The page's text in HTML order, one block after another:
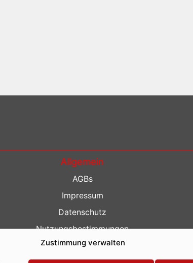
Zustimmung verwalten
Allgemein
AGBs
Impressum
Datenschutz
Nutzungsbestimmungen
Kontakt